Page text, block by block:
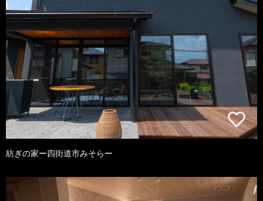
紡ぎの家ー四街道市みそらー